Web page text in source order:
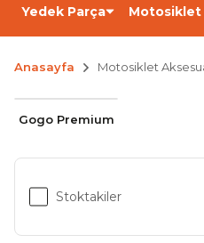
Yedek Parça Motosiklet
Anasayfa Motosiklet
Gogo Premium
Stoktakiler